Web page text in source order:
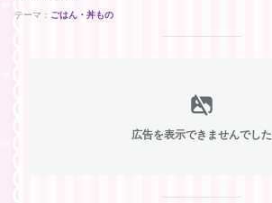
テーマ： ごはん・丼もの
広告を表示できませんでした